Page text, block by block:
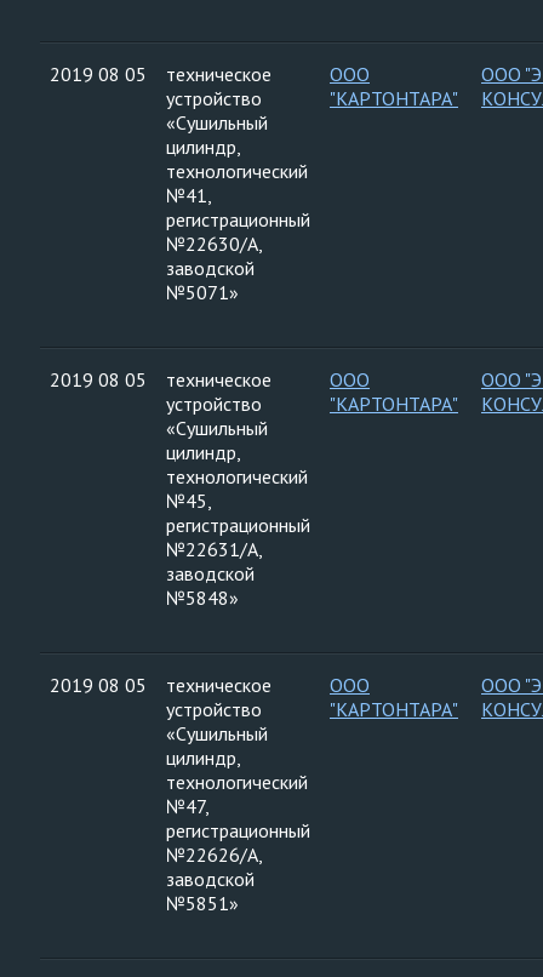
2019 08 05
техническое
устройство
«Сушильный
цилиндр,
технологический
№41,
регистрационный
№22630/А,
заводской
№5071»
ООО
"КАРТОНТАРА"
ООО
2019 08 05
техническое
устройство
«Сушильный
цилиндр,
технологический
№45,
регистрационный
№22631/А,
заводской
№5848»
ООО
"КАРТОНТАРА"
ООО
2019 08 05
техническое
устройство
«Сушильный
цилиндр,
технологический
№47,
регистрационный
№22626/А,
заводской
№5851»
ООО
"КАРТОНТАРА"
ООО